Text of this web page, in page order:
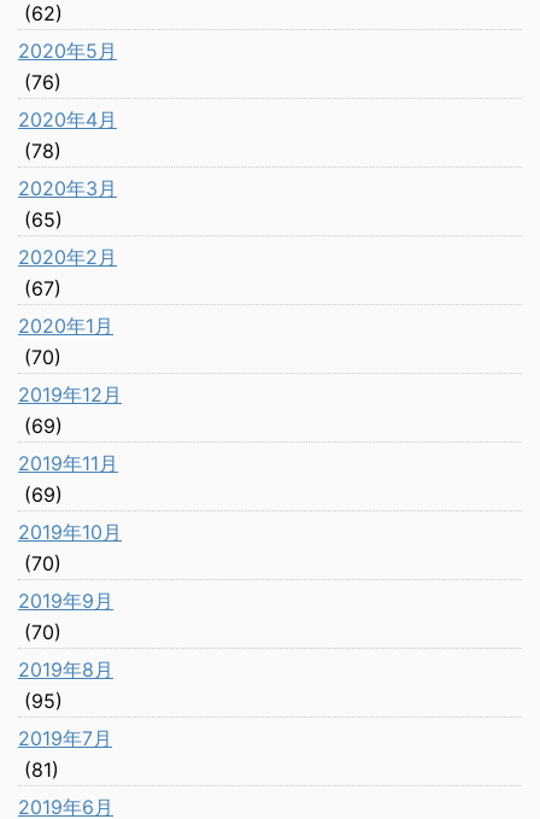
(62)
2020年5月
(76)
2020年4月
(78)
2020年3月
(65)
2020年2月
(67)
2020年1月
(70)
2019年12月
(69)
2019年11月
(69)
2019年10月
(70)
2019年9月
(70)
2019年8月
(95)
2019年7月
(81)
2019年6月